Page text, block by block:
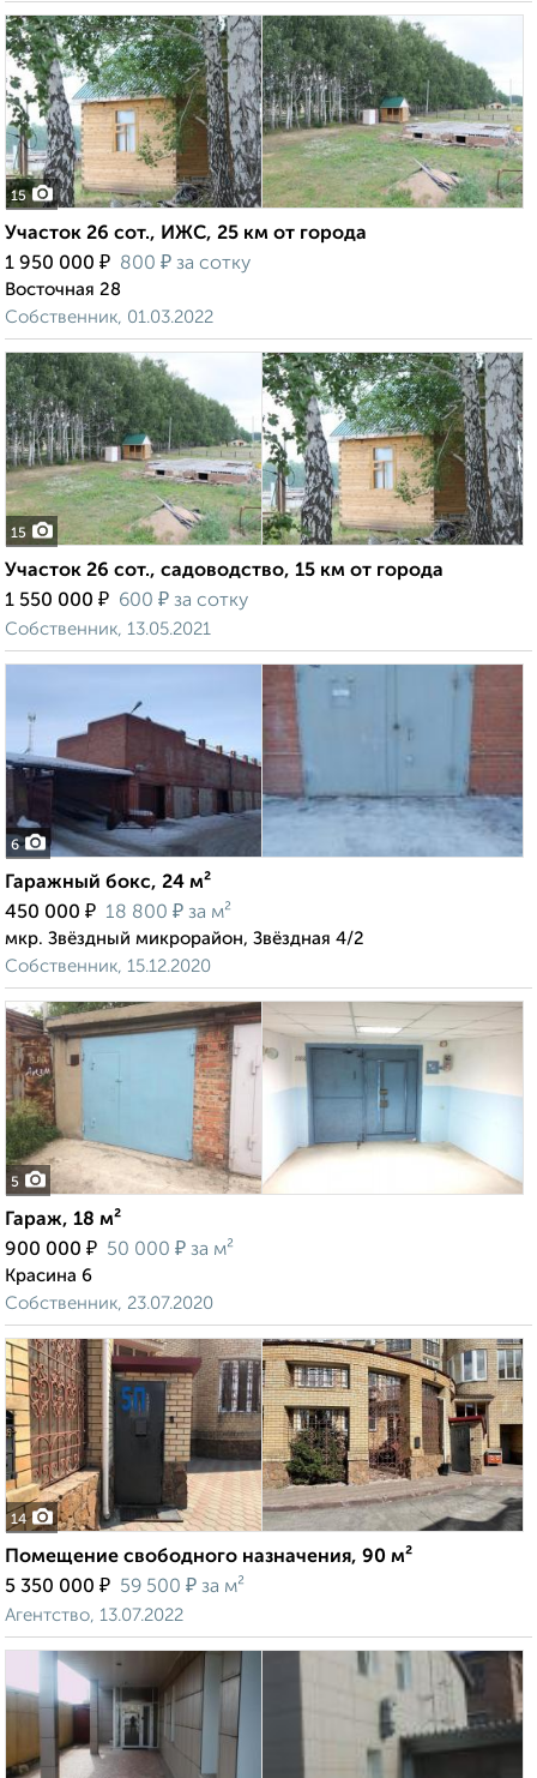
15
Участок 26 сот., ИЖС, 25 км от города
1 950 000 ₽ 800 ₽ за сотку
Восточная 28
Собственник, 01.03.2022
15
Участок 26 сот., садоводство, 15 км от города
1 550 000 ₽ 600 ₽ за сотку
Собственник, 13.05.2021
6
Гаражный бокс, 24 м²
450 000 ₽ 18 800 ₽ за м²
мкр. Звёздный микрорайон, Звёздная 4/2
Собственник, 15.12.2020
5
Гараж, 18 м²
900 000 ₽ 50 000 ₽ за м²
Красина 6
Собственник, 23.07.2020
14
Помещение свободного назначения, 90 м²
5 350 000 ₽ 59 500 ₽ за м²
Агентство, 13.07.2022